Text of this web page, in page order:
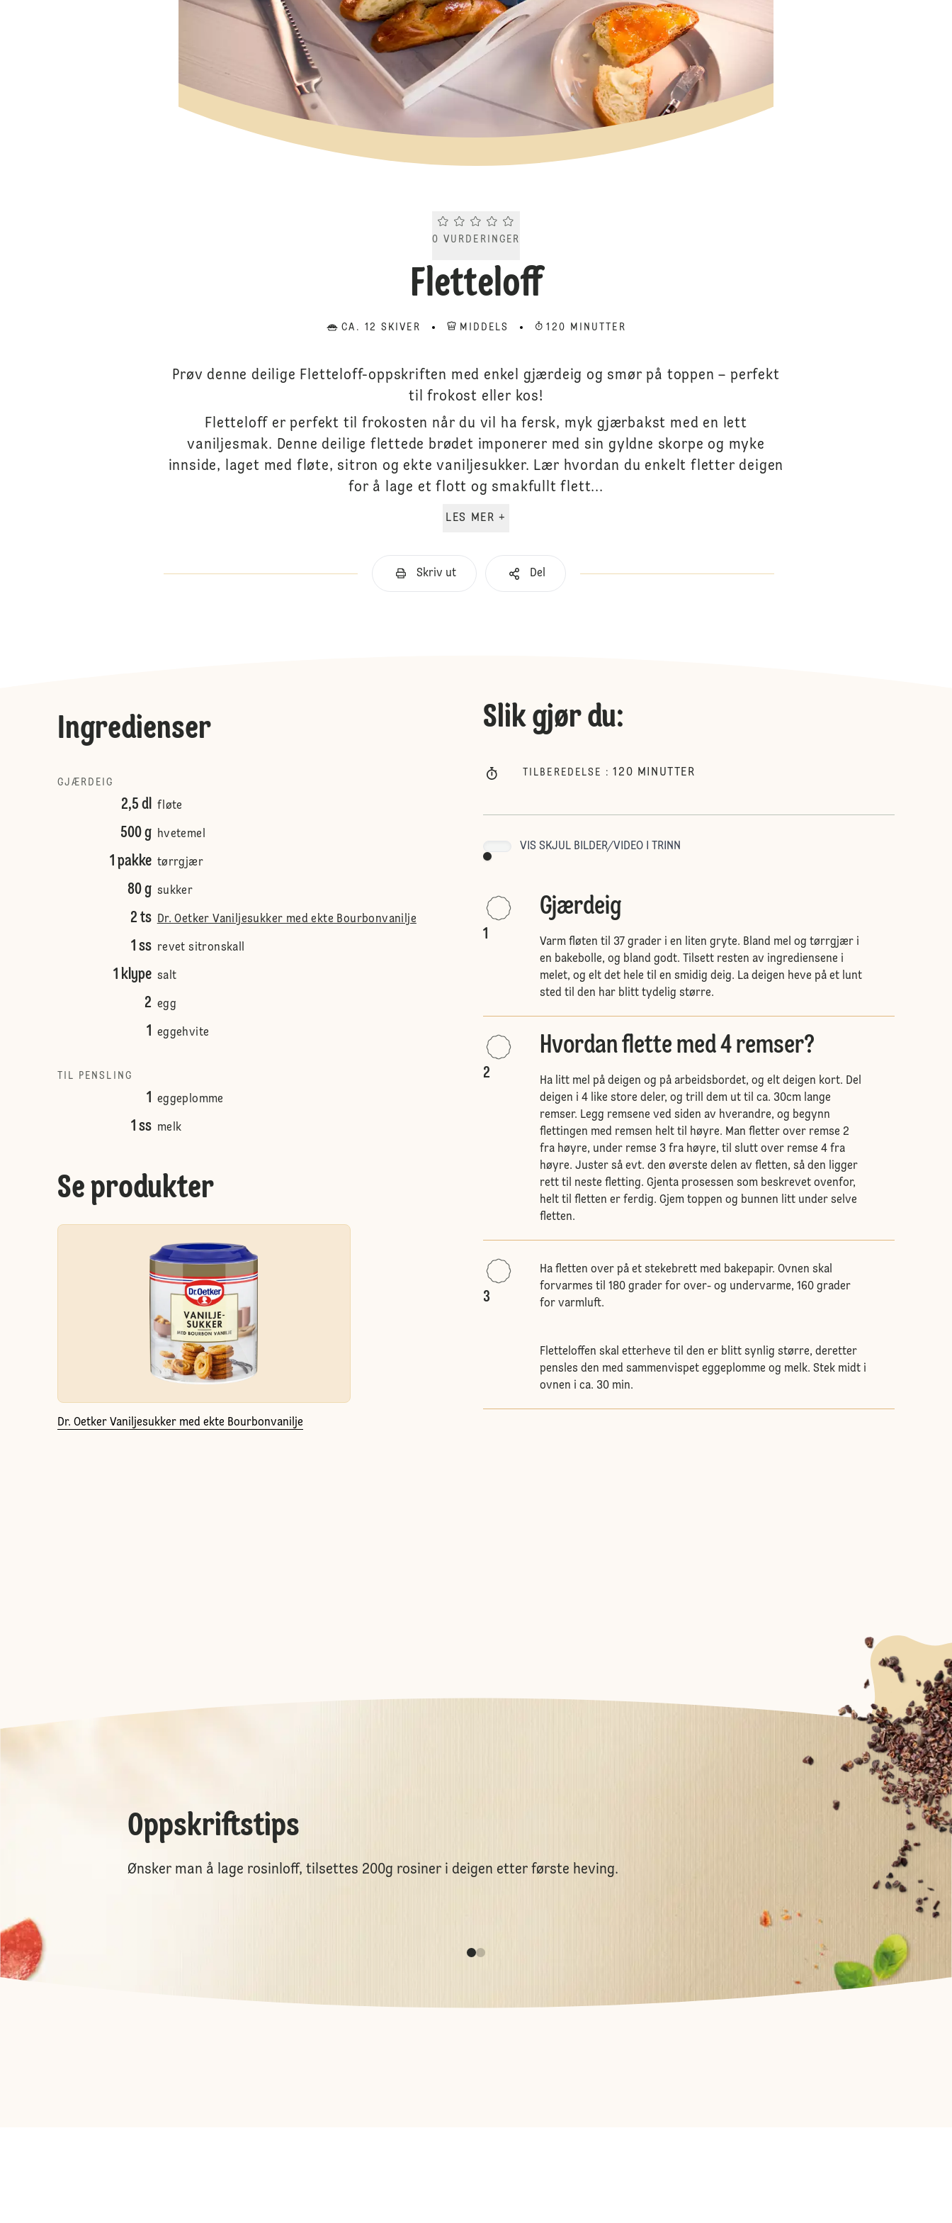
Current rating 0.0. Click to rate.
0 VURDERINGER
Fletteloff
CA. 12 SKIVER MIDDELS 120 MINUTTER
Prøv denne deilige Fletteloff-oppskriften med enkel gjærdeig og smør på toppen – perfekt
til frokost eller kos!
Fletteloff er perfekt til frokosten når du vil ha fersk, myk gjærbakst med en lett
vaniljesmak. Denne deilige flettede brødet imponerer med sin gyldne skorpe og myke
innside, laget med fløte, sitron og ekte vaniljesukker. Lær hvordan du enkelt fletter deigen
for å lage et flott og smakfullt flett...
LES MER +
Skriv ut Del
Ingredienser
GJÆRDEIG
2,5 dl fløte
500 g hvetemel
1 pakke tørrgjær
80 g sukker
2 ts Dr. Oetker Vaniljesukker med ekte Bourbonvanilje
1 ss revet sitronskall
1 klype salt
2 egg
1 eggehvite
TIL PENSLING
1 eggeplomme
1 ss melk
Se produkter
Dr. Oetker Vaniljesukker med ekte Bourbonvanilje
Slik gjør du:
TILBEREDELSE : 120 MINUTTER
VIS SKJUL BILDER/VIDEO I TRINN
1
Gjærdeig
Varm fløten til 37 grader i en liten gryte. Bland mel og tørrgjær i
en bakebolle, og bland godt. Tilsett resten av ingrediensene i
melet, og elt det hele til en smidig deig. La deigen heve på et lunt
sted til den har blitt tydelig større.
2
Hvordan flette med 4 remser?
Ha litt mel på deigen og på arbeidsbordet, og elt deigen kort. Del
deigen i 4 like store deler, og trill dem ut til ca. 30cm lange
remser. Legg remsene ved siden av hverandre, og begynn
flettingen med remsen helt til høyre. Man fletter over remse 2
fra høyre, under remse 3 fra høyre, til slutt over remse 4 fra
høyre. Juster så evt. den øverste delen av fletten, så den ligger
rett til neste fletting. Gjenta prosessen som beskrevet ovenfor,
helt til fletten er ferdig. Gjem toppen og bunnen litt under selve
fletten.
3
Ha fletten over på et stekebrett med bakepapir. Ovnen skal
forvarmes til 180 grader for over- og undervarme, 160 grader
for varmluft.
Fletteloffen skal etterheve til den er blitt synlig større, deretter
pensles den med sammenvispet eggeplomme og melk. Stek midt i
ovnen i ca. 30 min.
Oppskriftstips
Ønsker man å lage rosinloff, tilsettes 200g rosiner i deigen etter første heving.